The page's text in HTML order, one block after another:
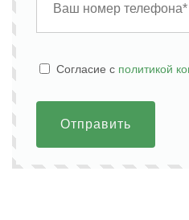
Cогласие с политикой
Отправить